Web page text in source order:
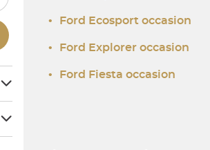
• Ford Ecosport occasion
• Ford Explorer occasion
• Ford Fiesta occasion